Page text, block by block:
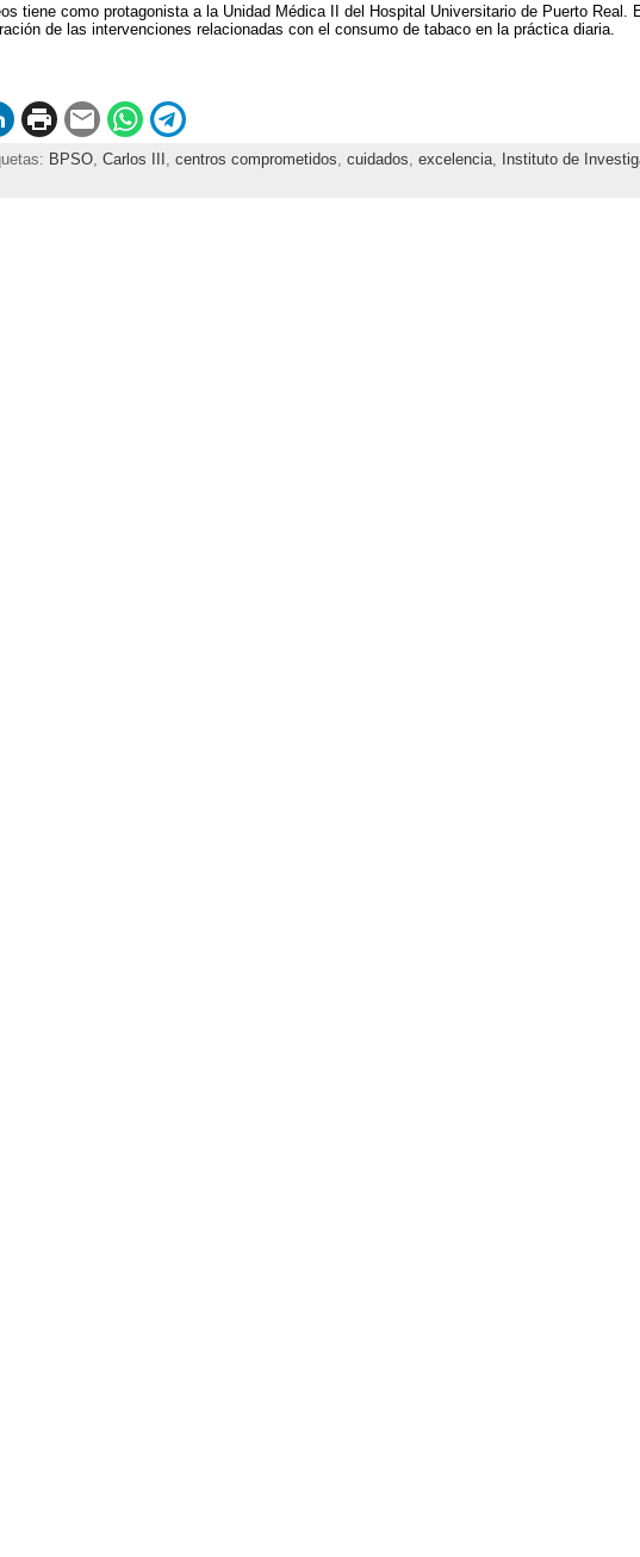
tiene como protagonista a la Unidad Médica II del Hospital Universitario de Puerto Real.
de las intervenciones relacionadas con el consumo de tabaco en la práctica diaria.
BPSO, Carlos III centros comprometidos cuidados excelencia, Instituto de